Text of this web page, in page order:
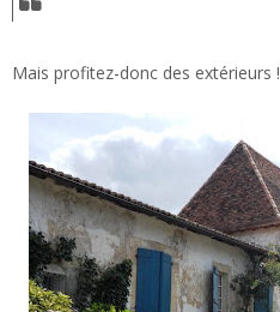
Mais profitez-donc des extérieurs !